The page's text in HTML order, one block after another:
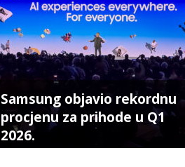
Samsung objavio rekordnu
procjenu za prihode u Q1
2026.